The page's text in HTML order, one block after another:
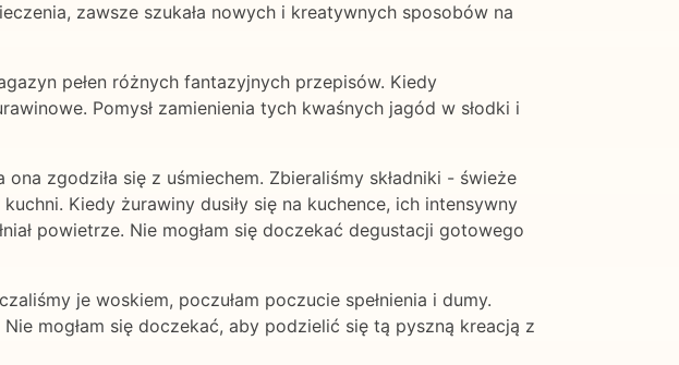
zawsze szukała nowych i kreatywnych sposobów na
pełen różnych fantazyjnych przepisów. Kiedy
Pomysł zamienienia tych kwaśnych jagód w słodki i
zgodziła się z uśmiechem. Zbieraliśmy składniki - świeże
Kiedy żurawiny dusiły się na kuchence, ich intensywny
powietrze. Nie mogłam się doczekać degustacji gotowego
je woskiem, poczułam poczucie spełnienia i dumy.
mogłam się doczekać, aby podzielić się tą pyszną kreacją z